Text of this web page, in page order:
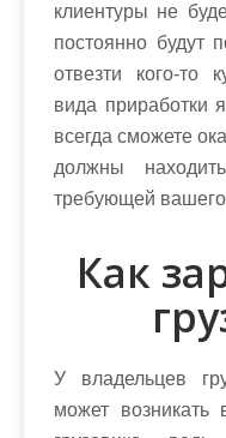
клиентуры не
постоянно будут
отвезти кого-то
вида приработки
всегда сможете
должны
требующей вашего
Как
У владельцев
может возникать